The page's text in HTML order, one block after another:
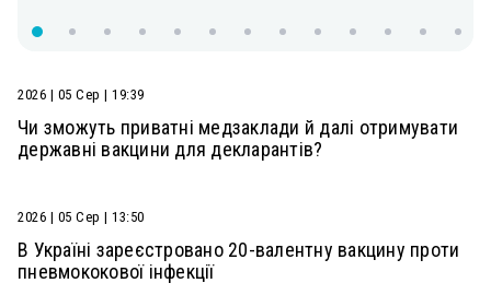
2026 | 05 Сер | 19:39
Чи зможуть приватні медзаклади й далі отримувати
державні вакцини для декларантів?
2026 | 05 Сер | 13:50
В Україні зареєстровано 20-валентну вакцину проти
пневмококової інфекції